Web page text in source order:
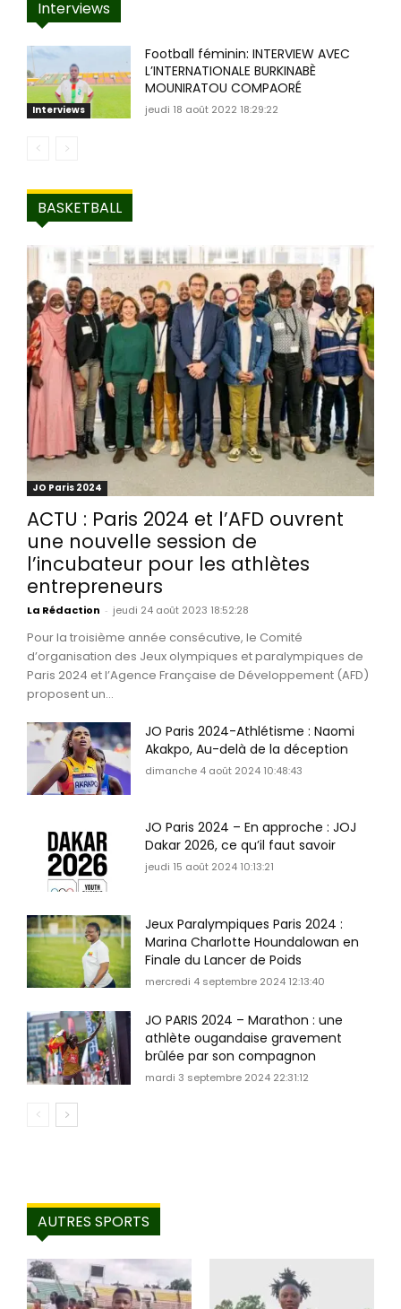
Interviews
Interviews
Football féminin: INTERVIEW AVEC
L’INTERNATIONALE BURKINABÈ
MOUNIRATOU COMPAORÉ
jeudi 18 août 2022 18:29:22
BASKETBALL
JO Paris 2024
ACTU : Paris 2024 et l’AFD ouvrent
une nouvelle session de
l’incubateur pour les athlètes
entrepreneurs
La Rédaction - jeudi 24 août 2023 18:52:28
Pour la troisième année consécutive, le Comité
d’organisation des Jeux olympiques et paralympiques de
Paris 2024 et l’Agence Française de Développement (AFD)
proposent un...
JO Paris 2024-Athlétisme : Naomi
Akakpo, Au-delà de la déception
dimanche 4 août 2024 10:48:43
JO Paris 2024 – En approche : JOJ
Dakar 2026, ce qu’il faut savoir
jeudi 15 août 2024 10:13:21
Jeux Paralympiques Paris 2024 :
Marina Charlotte Houndalowan en
Finale du Lancer de Poids
mercredi 4 septembre 2024 12:13:40
JO PARIS 2024 – Marathon : une
athlète ougandaise gravement
brûlée par son compagnon
mardi 3 septembre 2024 22:31:12
AUTRES SPORTS